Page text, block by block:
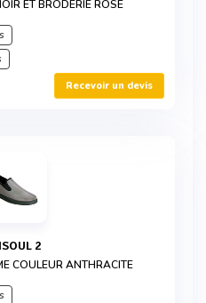
ET BRODERIE ROSE
Recevoir un devis
2
COULEUR ANTHRACITE